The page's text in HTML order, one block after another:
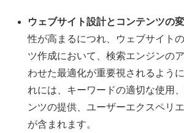
ウェブサイト設計とコンテンツの
性が高まるにつれ、ウェブサイト
ツ作成において、検索エンジンの
わせた最適化が重要視されるよう
れには、キーワードの適切な使用
ンツの提供、ユーザーエクスペリ
が含まれます。